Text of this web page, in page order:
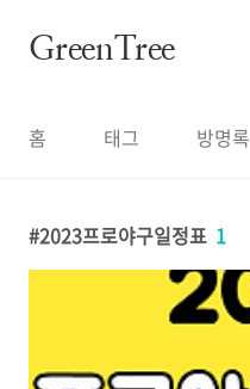
GreenTree
홈 태그 방명록
2023프로야구일정표 1